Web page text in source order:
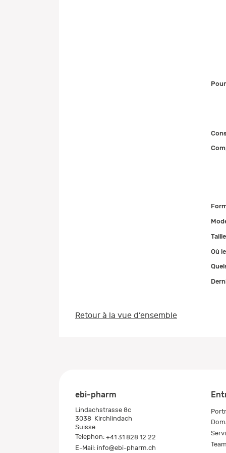
Où
Retour à la vue d’ensemble
ebi-pharm
Lindachstrasse 8c
3038 Kirchlindach
Suisse
Telephon: +41 31 828 12 22
E-Mail: info@ebi-pharm.ch
Team